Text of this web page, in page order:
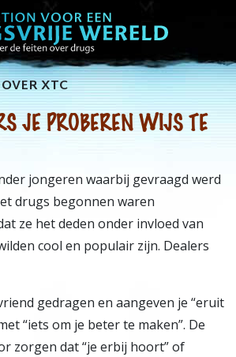
XTC
JE PROBEREN WIJS TE
jongeren waarbij gevraagd werd
drugs begonnen waren
ze het deden onder invloed van
cool en populair zijn. Dealers
gedragen en aangeven je “eruit
“iets om je beter te maken”. De
zorgen dat “je erbij hoort” of